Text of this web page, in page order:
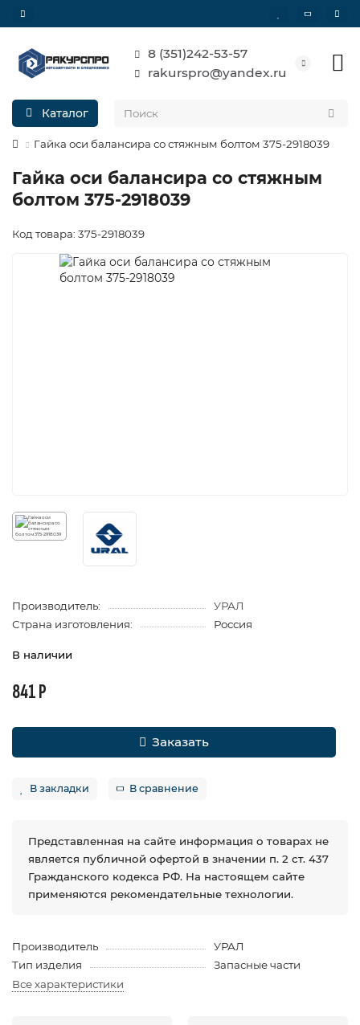
8 (351)242-53-57
rakurspro@yandex.ru
Каталог
Гайка оси балансира со стяжным болтом 375-2918039
Гайка оси балансира со стяжным
болтом 375-2918039
Код товара: 375-2918039
Производитель:
УРАЛ
Страна изготовления:
Россия
В наличии
841 Р
Заказать
В закладки В сравнение
Представленная на сайте информация о товарах не
является публичной офертой в значении п. 2 ст. 437
Гражданского кодекса РФ. На настоящем сайте
применяются рекомендательные технологии.
Производитель
УРАЛ
Тип изделия
Запасные части
Все характеристики